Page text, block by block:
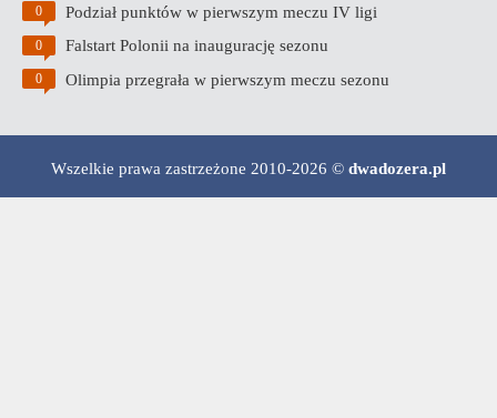
0 Podział punktów w pierwszym meczu IV ligi
0 Falstart Polonii na inaugurację sezonu
0 Olimpia przegrała w pierwszym meczu sezonu
Wszelkie prawa zastrzeżone 2010-2026 © dwadozera.pl